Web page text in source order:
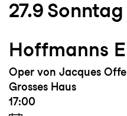
27.9 Sonntag
Hoffmanns
Oper von Jacques
Grosses Haus
17:00